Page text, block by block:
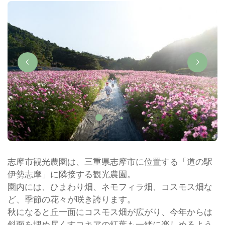
志摩市観光農園は、三重県志摩市に位置する「道の駅
伊勢志摩」に隣接する観光農園。
園内には、ひまわり畑、ネモフィラ畑、コスモス畑な
ど、季節の花々が咲き誇ります。
秋になると丘一面にコスモス畑が広がり、今年からは